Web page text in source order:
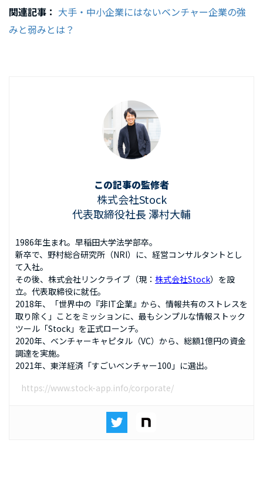
関連記事： 大手・中小企業にはないベンチャー企業の強
みと弱みとは？
この記事の監修者
株式会社Stock
代表取締役社長 澤村大輔
1986年生まれ。早稲田大学法学部卒。
新卒で、野村総合研究所（NRI）に、経営コンサルタントとし
て入社。
その後、株式会社リンクライブ（現： 株式会社Stock）を設
立。代表取締役に就任。
2018年、「世界中の『非IT企業』から、情報共有のストレスを
取り除く」ことをミッションに、最もシンプルな情報ストック
ツール「Stock」を正式ローンチ。
2020年、ベンチャーキャピタル（VC）から、総額1億円の資金
調達を実施。
2021年、東洋経済「すごいベンチャー100」に選出。
https://www.stock-app.info/corporate/